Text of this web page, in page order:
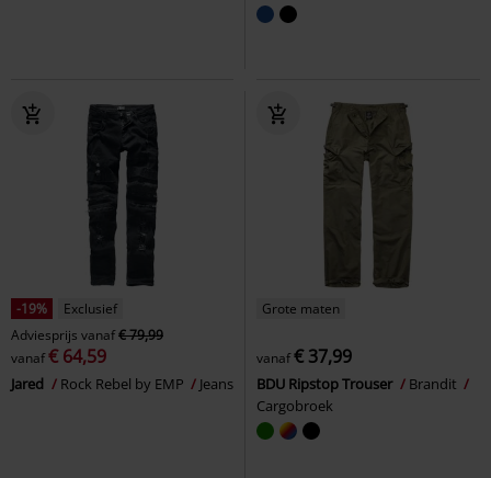
-19%
Exclusief
Adviesprijs vanaf€ 79,99
vanaf€ 64,59
Jared Rock Rebel by EMP Jeans
Grote maten
vanaf€ 37,99
BDU Ripstop Trouser
Brandit
Cargobroek